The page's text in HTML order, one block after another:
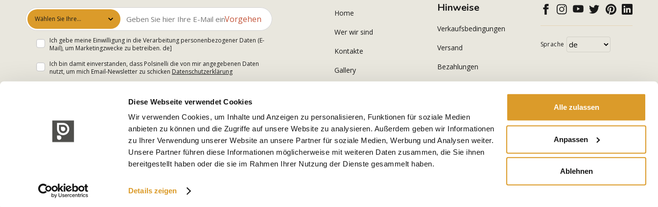
Diese Webseite verwendet Cookies
Wir verwenden Cookies, um Inhalte und Anzeigen zu personalisieren, Funktionen für soziale Medien
anbieten zu können und die Zugriffe auf unsere Website zu analysieren. Außerdem geben wir Informationen
zu Ihrer Verwendung unserer Website an unsere Partner für soziale Medien, Werbung und Analysen weiter.
Unsere Partner führen diese Informationen möglicherweise mit weiteren Daten zusammen, die Sie ihnen
bereitgestellt haben oder die sie im Rahmen Ihrer Nutzung der Dienste gesammelt haben.
Details zeigen
Alle zulassen
Anpassen
Ablehnen
Wählen Sie Ihre
Interessen aus
Vorgehen
Ich gebe meine Einwilligung in die Verarbeitung personenbezogener Daten (E-
Mail), um Marketingzwecke zu betreiben. de]
Ich bin damit einverstanden, dass Polsinelli die von mir angegebenen Daten
nutzt, um mich Email-Newsletter zu schicken Datenschutzerklärung
Home
Wer wir sind
Kontakte
Gallery
Hinweise
Verkaufsbedingungen
Versand
Bezahlungen
Sprache
Polsinelli Enologia S.r.l. USt-IdNr. IT02380340600 Copyright © 2026 Alle Rechte vorbehalten Polsinelli Enologia Srl -